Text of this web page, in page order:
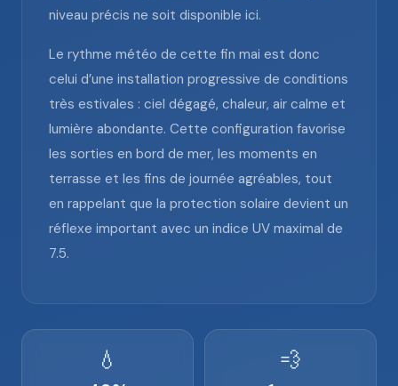
niveau précis ne soit disponible ici.
Le rythme météo de cette fin mai est donc
celui d’une installation progressive de conditions
très estivales : ciel dégagé, chaleur, air calme et
lumière abondante. Cette configuration favorise
les sorties en bord de mer, les moments en
terrasse et les fins de journée agréables, tout
en rappelant que la protection solaire devient un
réflexe important avec un indice UV maximal de
7.5.
💧 💨